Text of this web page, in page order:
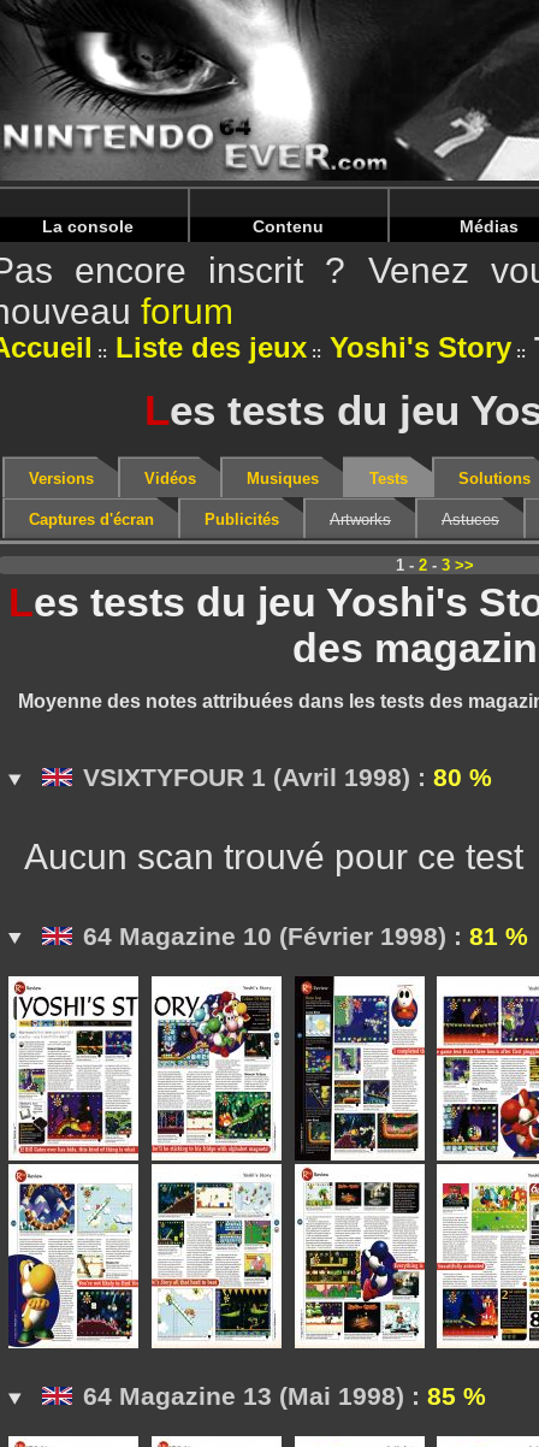
Warning: Undefined array key "HTTP_REFERER" in /
Warning: Undefined array key "HTTP_REFERER" in /
La console Contenu Médias
encore inscrit ? Venez
forum
Liste des jeux Yoshi's Story
Les tests du jeu
Versions Vidéos Musiques Tests Solutions
Captures d'écran Publicités Artworks Astuces
1 - 2 - 3 >>
Les tests du jeu Yoshi's
des
Moyenne des notes attribuées dans les tests des
VSIXTYFOUR 1 (Avril 1998) : 80 %
Aucun scan trouvé pour ce test
64 Magazine 10 (Février 1998) : 81 %
64 Magazine 13 (Mai 1998) : 85 %